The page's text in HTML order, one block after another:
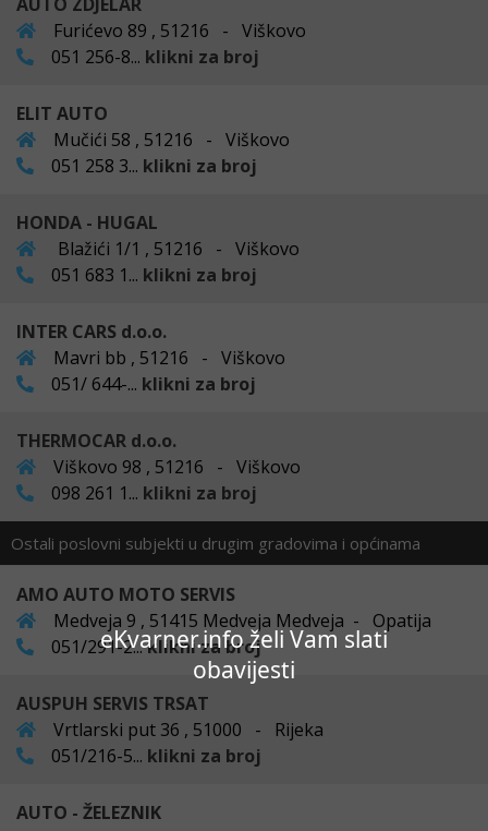
eKvarner.info želi Vam slati
obavijesti
Furićevo 89 , 51216 - Viškovo
051 256-8... klikni za broj
ELIT AUTO
Mučići 58 , 51216 - Viškovo
051 258 3... klikni za broj
HONDA - HUGAL
Blažići 1/1 , 51216 - Viškovo
051 683 1... klikni za broj
INTER CARS d.o.o.
Mavri bb , 51216 - Viškovo
051/ 644-... klikni za broj
THERMOCAR d.o.o.
Viškovo 98 , 51216 - Viškovo
098 261 1... klikni za broj
Ostali poslovni subjekti u drugim gradovima i općinama
AMO AUTO MOTO SERVIS
Medveja 9 , 51415 Medveja Medveja - Opatija
051/291-2...klikni za broj
AUSPUH SERVIS TRSAT
Vrtlarski put 36 , 51000 - Rijeka
051/216-5... klikni za broj
AUTO - ŽELEZNIK